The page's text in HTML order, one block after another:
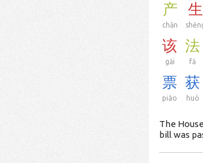
产
chǎn
生
该
gāi
法
fǎ
票
piào
获
huò
The
bill was